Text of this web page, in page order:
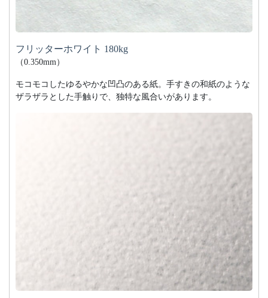
フリッターホワイト 180kg
（0.350mm）
モコモコしたゆるやかな凹凸のある紙。手すきの和紙のような
ザラザラとした手触りで、独特な風合いがあります。